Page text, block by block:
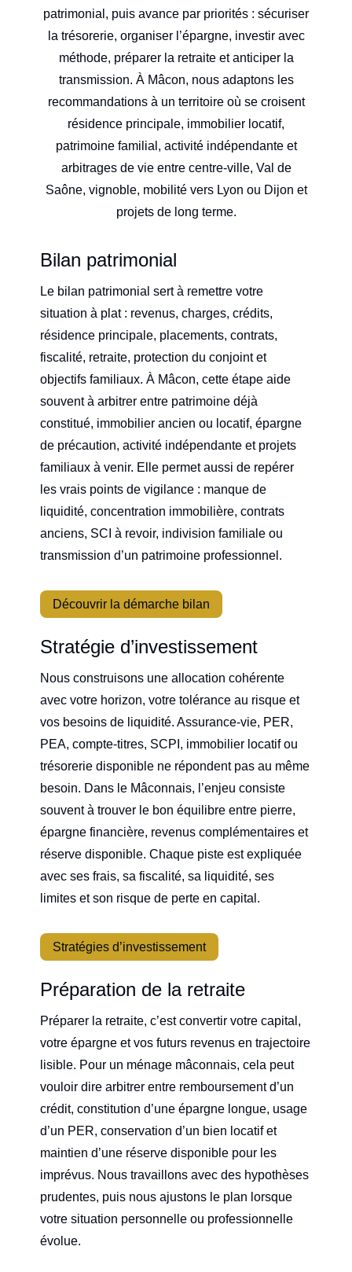
patrimonial, puis avance par priorités : sécuriser
la trésorerie, organiser l’épargne, investir avec
méthode, préparer la retraite et anticiper la
transmission. À Mâcon, nous adaptons les
recommandations à un territoire où se croisent
résidence principale, immobilier locatif,
patrimoine familial, activité indépendante et
arbitrages de vie entre centre-ville, Val de
Saône, vignoble, mobilité vers Lyon ou Dijon et
projets de long terme.
Bilan patrimonial
Le bilan patrimonial sert à remettre votre
situation à plat : revenus, charges, crédits,
résidence principale, placements, contrats,
fiscalité, retraite, protection du conjoint et
objectifs familiaux. À Mâcon, cette étape aide
souvent à arbitrer entre patrimoine déjà
constitué, immobilier ancien ou locatif, épargne
de précaution, activité indépendante et projets
familiaux à venir. Elle permet aussi de repérer
les vrais points de vigilance : manque de
liquidité, concentration immobilière, contrats
anciens, SCI à revoir, indivision familiale ou
transmission d’un patrimoine professionnel.
Découvrir la démarche bilan
Stratégie d’investissement
Nous construisons une allocation cohérente
avec votre horizon, votre tolérance au risque et
vos besoins de liquidité. Assurance-vie, PER,
PEA, compte-titres, SCPI, immobilier locatif ou
trésorerie disponible ne répondent pas au même
besoin. Dans le Mâconnais, l’enjeu consiste
souvent à trouver le bon équilibre entre pierre,
épargne financière, revenus complémentaires et
réserve disponible. Chaque piste est expliquée
avec ses frais, sa fiscalité, sa liquidité, ses
limites et son risque de perte en capital.
Stratégies d’investissement
Préparation de la retraite
Préparer la retraite, c’est convertir votre capital,
votre épargne et vos futurs revenus en trajectoire
lisible. Pour un ménage mâconnais, cela peut
vouloir dire arbitrer entre remboursement d’un
crédit, constitution d’une épargne longue, usage
d’un PER, conservation d’un bien locatif et
maintien d’une réserve disponible pour les
imprévus. Nous travaillons avec des hypothèses
prudentes, puis nous ajustons le plan lorsque
votre situation personnelle ou professionnelle
évolue.